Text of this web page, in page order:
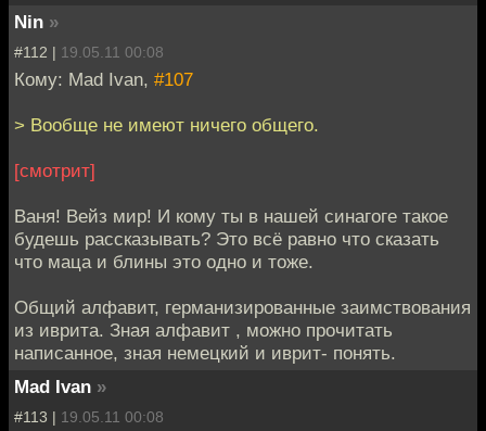
Nin »
#112 | 19.05.11 00:08
Кому: Mad Ivan, #107
> Вообще не имеют ничего общего.
[смотрит]
Ваня! Вейз мир! И кому ты в нашей синагоге такое
будешь рассказывать? Это всё равно что сказать
что маца и блины это одно и тоже.
Общий алфавит, германизированные заимствования
из иврита. Зная алфавит , можно прочитать
написанное, зная немецкий и иврит- понять.
Mad Ivan »
#113 | 19.05.11 00:08